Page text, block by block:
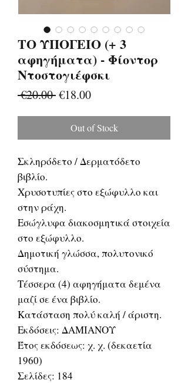
ΤΟ ΥΠΟΓΕΙΟ (+ 3
αφηγήματα) - Φίοντορ
Ντοστογιέφσκι
€20.00 Regular
€18.00Sale
Out of Stock
Σκληρόδετο / Δερματόδετο
βιβλίο.
Χρυσοτυπίες στο εξώφυλλο και
στην ράχη.
Εσώγλυφα διακοσμητικά στοιχεία
στο εξώφυλλο.
Δημοτική γλώσσα, πολυτονικό
σύστημα.
Τέσσερα (4) αφηγήματα δεμένα
μαζί σε ένα βιβλίο.
Κατάσταση πολύ καλή / άριστη.
Εκδόσεις: ΔΑΜΙΑΝΟΥ
Έτος εκδόσεως: χ. χ. (δεκαετία
1960)
Σελίδες: 184